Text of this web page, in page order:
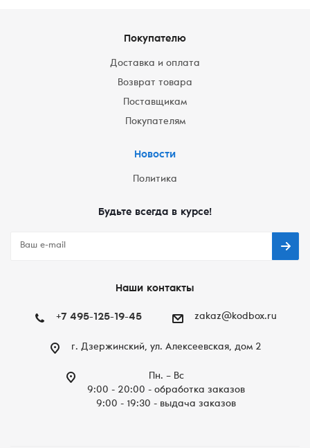
Покупателю
Доставка и оплата
Возврат товара
Поставщикам
Покупателям
Новости
Политика
Будьте всегда в курсе!
Наши контакты
+7 495-125-19-45 zakaz@kodbox.ru
г. Дзержинский, ул. Алексеевская, дом 2
Пн. – Вc
9:00 - 20:00 - обработка заказов
9:00 - 19:30 - выдача заказов